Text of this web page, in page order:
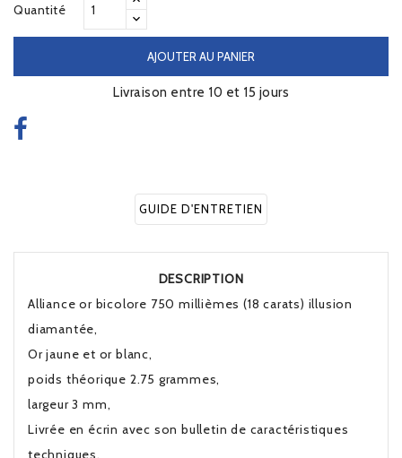
Quantité
AJOUTER AU PANIER
Livraison entre 10 et 15 jours
GUIDE D'ENTRETIEN
DESCRIPTION
Alliance or bicolore 750 millièmes (18 carats) illusion
diamantée,
Or jaune et or blanc,
poids théorique 2.75 grammes,
largeur 3 mm,
Livrée en écrin avec son bulletin de caractéristiques
techniques.